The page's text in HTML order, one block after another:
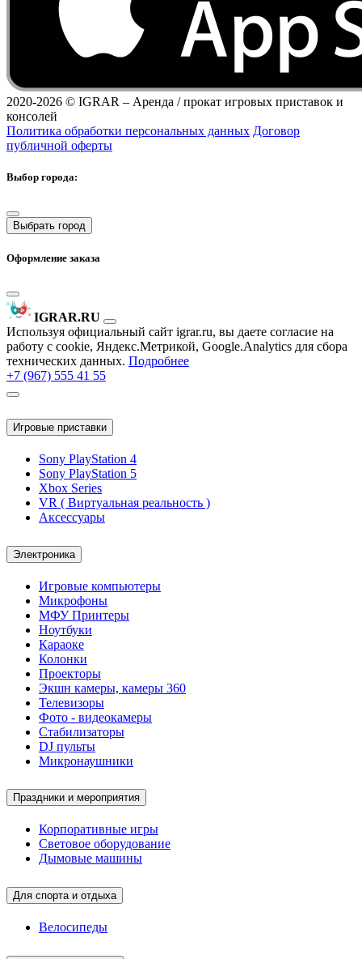
2020-2026 © IGRAR – Аренда / прокат игровых приставок и
консолей
Политика обработки персональных данных Договор
публичной оферты
Выбор города:
Выбрать город
Оформление заказа
IGRAR.RU
Используя официальный сайт igrar.ru, вы даете согласие на
работу с cookie, Яндекс.Метрикой, Google.Analytics для сбора
технических данных. Подробнее
+7 (967) 555 41 55
Игровые приставки
Sony PlayStation 4
Sony PlayStation 5
Xbox Series
VR ( Виртуальная реальность )
Аксессуары
Электроника
Игровые компьютеры
Микрофоны
МФУ Принтеры
Ноутбуки
Караоке
Колонки
Проекторы
Экшн камеры, камеры 360
Телевизоры
Фото - видеокамеры
Стабилизаторы
DJ пульты
Микронаушники
Праздники и мероприятия
Корпоративные игры
Световое оборудование
Дымовые машины
Для спорта и отдыха
Велосипеды